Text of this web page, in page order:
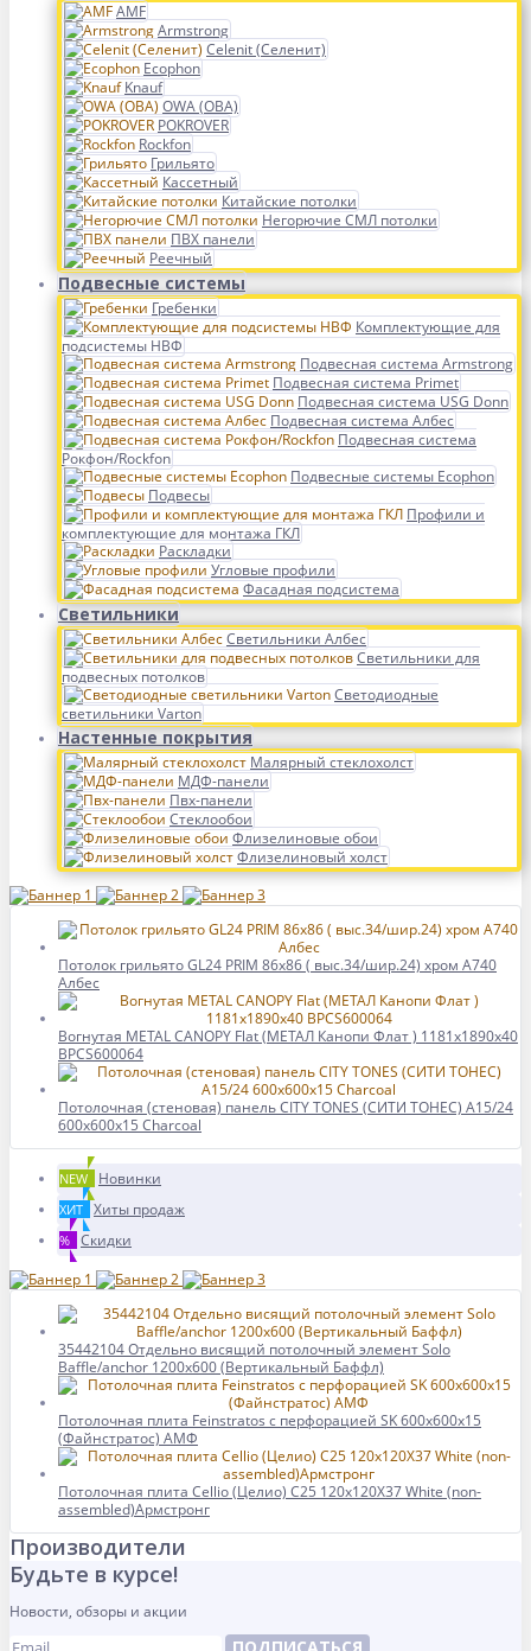
AMF
Armstrong
Celenit (Селенит)
Ecophon
Knauf
OWA (ОВА)
POKROVER
Rockfon
Грильято
Кассетный
Китайские потолки
Негорючие СМЛ потолки
ПВХ панели
Реечный
Подвесные системы
Гребенки
Комплектующие для
подсистемы НВФ
Подвесная система Armstrong
Подвесная система Primet
Подвесная система USG Donn
Подвесная система Албес
Подвесная система
Рокфон/Rockfon
Подвесные системы Ecophon
Подвесы
Профили и
комплектующие для монтажа ГКЛ
Раскладки
Угловые профили
Фасадная подсистема
Светильники
Светильники Албес
Светильники для
подвесных потолков
Светодиодные
светильники Varton
Настенные покрытия
Малярный стеклохолст
МДФ-панели
Пвх-панели
Стеклообои
Флизелиновые обои
Флизелиновый холст
Потолок грильято GL24 PRIM 86х86 ( выс.34/шир.24) хром А740
Албес
Вогнутая METAL CANOPY Flat (МЕТАЛ Канопи Флат ) 1181x1890x40
BPCS600064
Потолочная (стеновая) панель CITY TONES (CИТИ ТОНЕС) A15/24
600x600x15 Charcoal
NEW Новинки
ХИТ Хиты продаж
% Скидки
35442104 Отдельно висящий потолочный элемент Solo
Baffle/anchor 1200x600 (Вертикальный Баффл)
Потолочная плита Feinstratos с перфорацией SK 600x600x15
(Файнстратос) АМФ
Потолочная плита Cellio (Целио) C25 120x120X37 White (non-
assembled)Армстронг
Производители
Будьте в курсе!
Новости, обзоры и акции